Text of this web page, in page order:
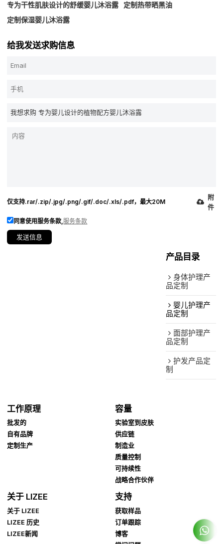
专为干性肌肤设计的舒缓婴儿沐浴露
定制热带晒黑油
定制保湿婴儿沐浴露
给我发送求购信息
仅支持.rar/.zip/.jpg/.png/.gif/.doc/.xls/.pdf，最大20M
附
件
同意使用服务条款, 服务条款
发送信息
产品目录
身体护理产
品定制
婴儿护理产
品定制
面部护理产
品定制
护发产品定
制
工作原理
批发的
自有品牌
定制生产
容量
实验室到皮肤
供应链
制造业
质量控制
可持续性
战略合作伙伴
关于 LIZEE
关于 LIZEE
LIZEE 历史
LIZEE新闻
支持
获取样品
订单跟踪
博客